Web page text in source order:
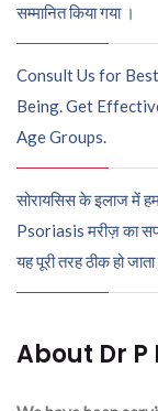
सम्मानित किया गया ।
Consult Us for
Being. Get
Age Groups.
सोरायसिस के इलाज में
Psoriasis मरीज़ का
यह पूरी तरह ठीक हो
About Dr P